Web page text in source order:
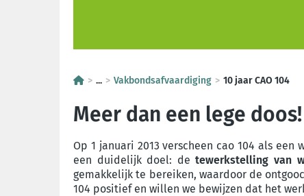
... Vakbondsafvaardiging 10 jaar CAO 104
Meer dan een lege doos!
Op 1 januari 2013 verscheen cao 104 als
een duidelijk doel: detewerkstelling van
gemakkelijk te bereiken, waardoor de
104 positief en willen we bewijzen dat het